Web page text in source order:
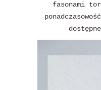
fasonami